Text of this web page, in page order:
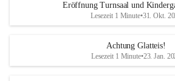
Eröffnung Turnsaal und
Lesezeit 1 Minute•31. Okt.
Achtung Glatteis!
Lesezeit 1 Minute•23. Jan.